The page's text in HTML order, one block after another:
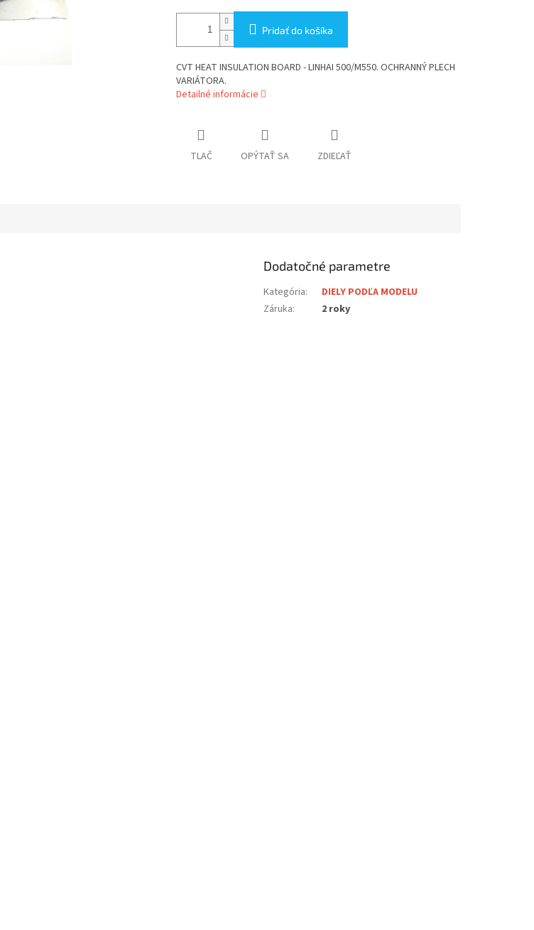
Pridať do košíka
CVT HEAT INSULATION BOARD - LINHAI 500/M550. OCHRANNÝ PLECH
VARIÁTORA.
Detailné informácie
TLAČ OPÝTAŤ SA ZDIEĽAŤ
Dodatočné parametre
Kategória:
DIELY PODĽA MODELU
Záruka: 2 roky